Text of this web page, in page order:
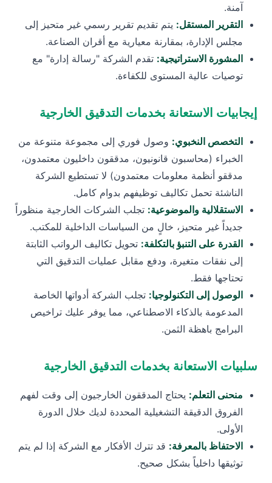
آمنة.
التقرير المستقل: يتم تقديم تقرير رسمي غير متحيز إلى
مجلس الإدارة، بمقارنة معيارية مع أقران الصناعة.
المشورة الاستراتيجية: تقدم الشركة "رسالة إدارة" مع
توصيات عالية المستوى للكفاءة.
إيجابيات الاستعانة بخدمات التدقيق الخارجية
التخصص النخبوي: وصول فوري إلى مجموعة متنوعة من
الخبراء (محاسبون قانونيون، مدققون داخليون معتمدون،
مدققو أنظمة معلومات معتمدون) لا تستطيع الشركة
الناشئة تحمل تكاليف توظيفهم بدوام كامل.
الاستقلالية والموضوعية: تجلب الشركات الخارجية منظوراً
جديداً غير متحيز، خالٍ من السياسات الداخلية للمكتب.
القدرة على التنبؤ بالتكلفة: تحويل تكاليف الرواتب الثابتة
إلى نفقات متغيرة، ودفع مقابل عمليات التدقيق التي
تحتاجها فقط.
الوصول إلى التكنولوجيا: تجلب الشركة أدواتها الخاصة
المدعومة بالذكاء الاصطناعي، مما يوفر عليك تراخيص
البرامج باهظة الثمن.
سلبيات الاستعانة بخدمات التدقيق الخارجية
منحنى التعلم: يحتاج المدققون الخارجيون إلى وقت لفهم
الفروق الدقيقة التشغيلية المحددة لديك خلال الدورة
الأولى.
الاحتفاظ بالمعرفة: قد تترك الأفكار مع الشركة إذا لم يتم
توثيقها داخلياً بشكل صحيح.